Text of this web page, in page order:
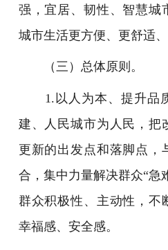
强，宜居、韧性、智慧城
城市生活更方便、更舒适、
（三）总体原则。
1.以人为本、提升品
建、人民城市为人民，把
更新的出发点和落脚点，
合，集中力量解决群众“急
群众积极性、主动性，不
幸福感、安全感。